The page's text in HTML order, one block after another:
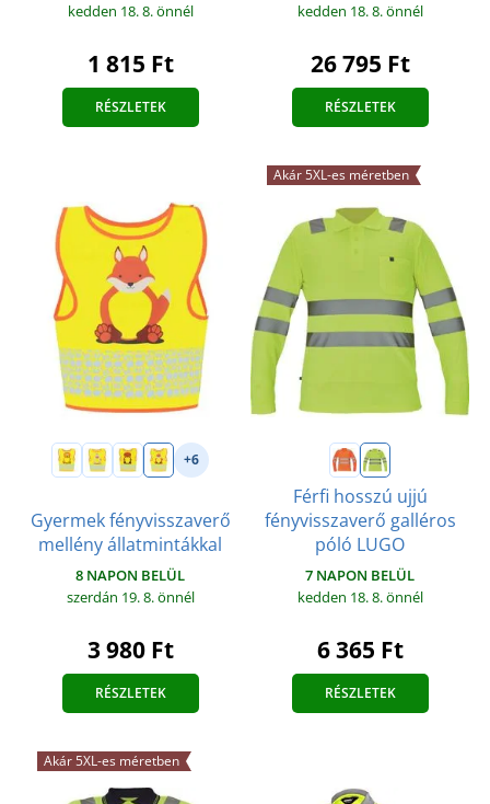
kedden 18. 8.önnél
1 815 Ft
RÉSZLETEK
kedden 18. 8.önnél
26 795 Ft
RÉSZLETEK
+6
Gyermek fényvisszaverő
mellény állatmintákkal
8 NAPON BELÜL
szerdán 19. 8.önnél
3 980 Ft
RÉSZLETEK
Akár 5XL-es méretben
Férfi hosszú ujjú
fényvisszaverő galléros
póló LUGO
7 NAPON BELÜL
kedden 18. 8.önnél
6 365 Ft
RÉSZLETEK
Akár 5XL-es méretben